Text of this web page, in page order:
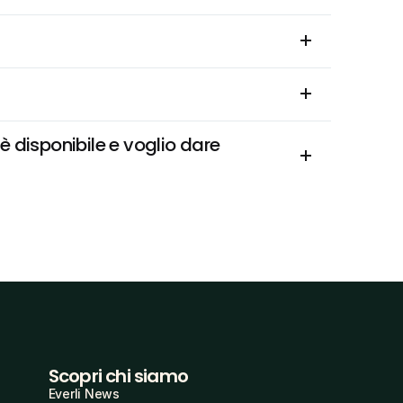
disponibile e voglio dare
Scopri chi siamo
Everli News